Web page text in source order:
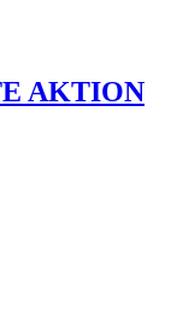
AKTION